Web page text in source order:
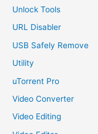
Unlock Tools
URL Disabler
USB Safely Remove
Utility
uTorrent Pro
Video Converter
Video Editing